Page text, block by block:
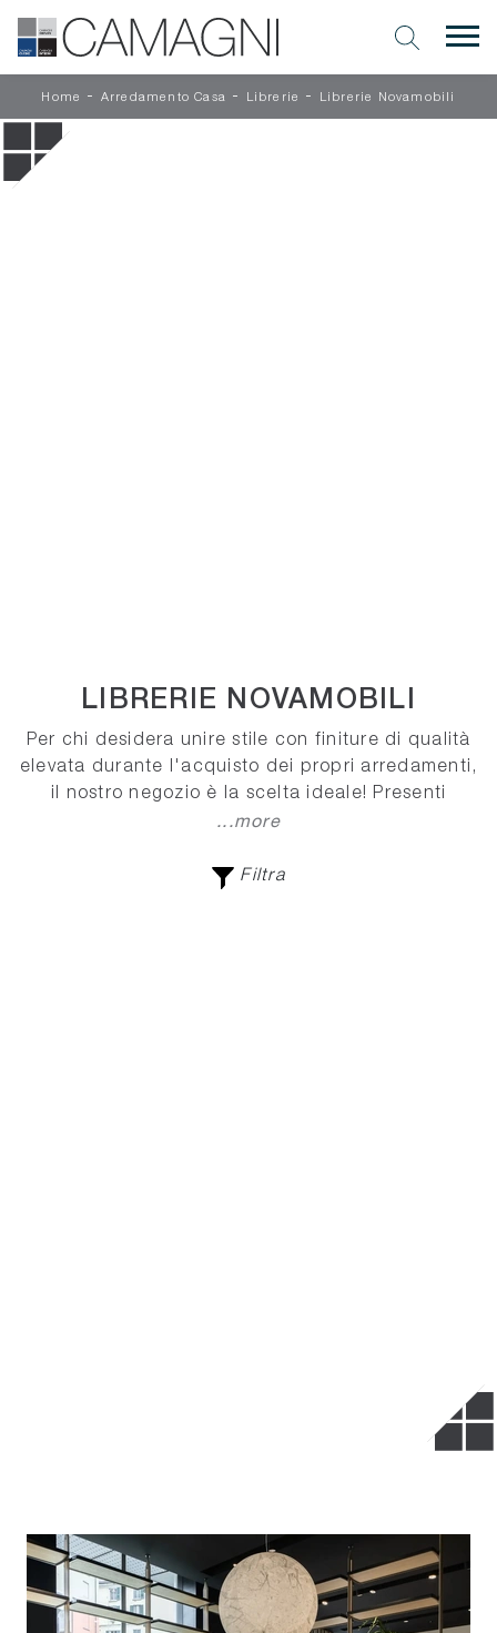
Home - Arredamento Casa - Librerie - Librerie Novamobili
LIBRERIE NOVAMOBILI
Per chi desidera unire stile con finiture di qualità
elevata durante l'acquisto dei propri arredamenti,
il nostro negozio è la scelta ideale! Presenti
...more
Filtra